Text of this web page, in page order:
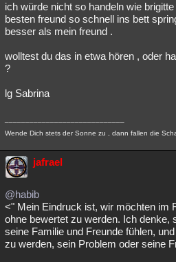
ich würde nicht so handeln wie
besten freund so schnell ins bett
besser als mein freund .
wolltest du das in etwa hören , oder
?
lg Sabrina
Wende Dich stets der Sonne zu , dann fallen die
jafrael
@habib
<" Mein Eindruck ist, wir möchten im
ohne bewertet zu werden. Ich denke,
seine Familie und Freunde fühlen,
zu werden, sein Problem oder seine